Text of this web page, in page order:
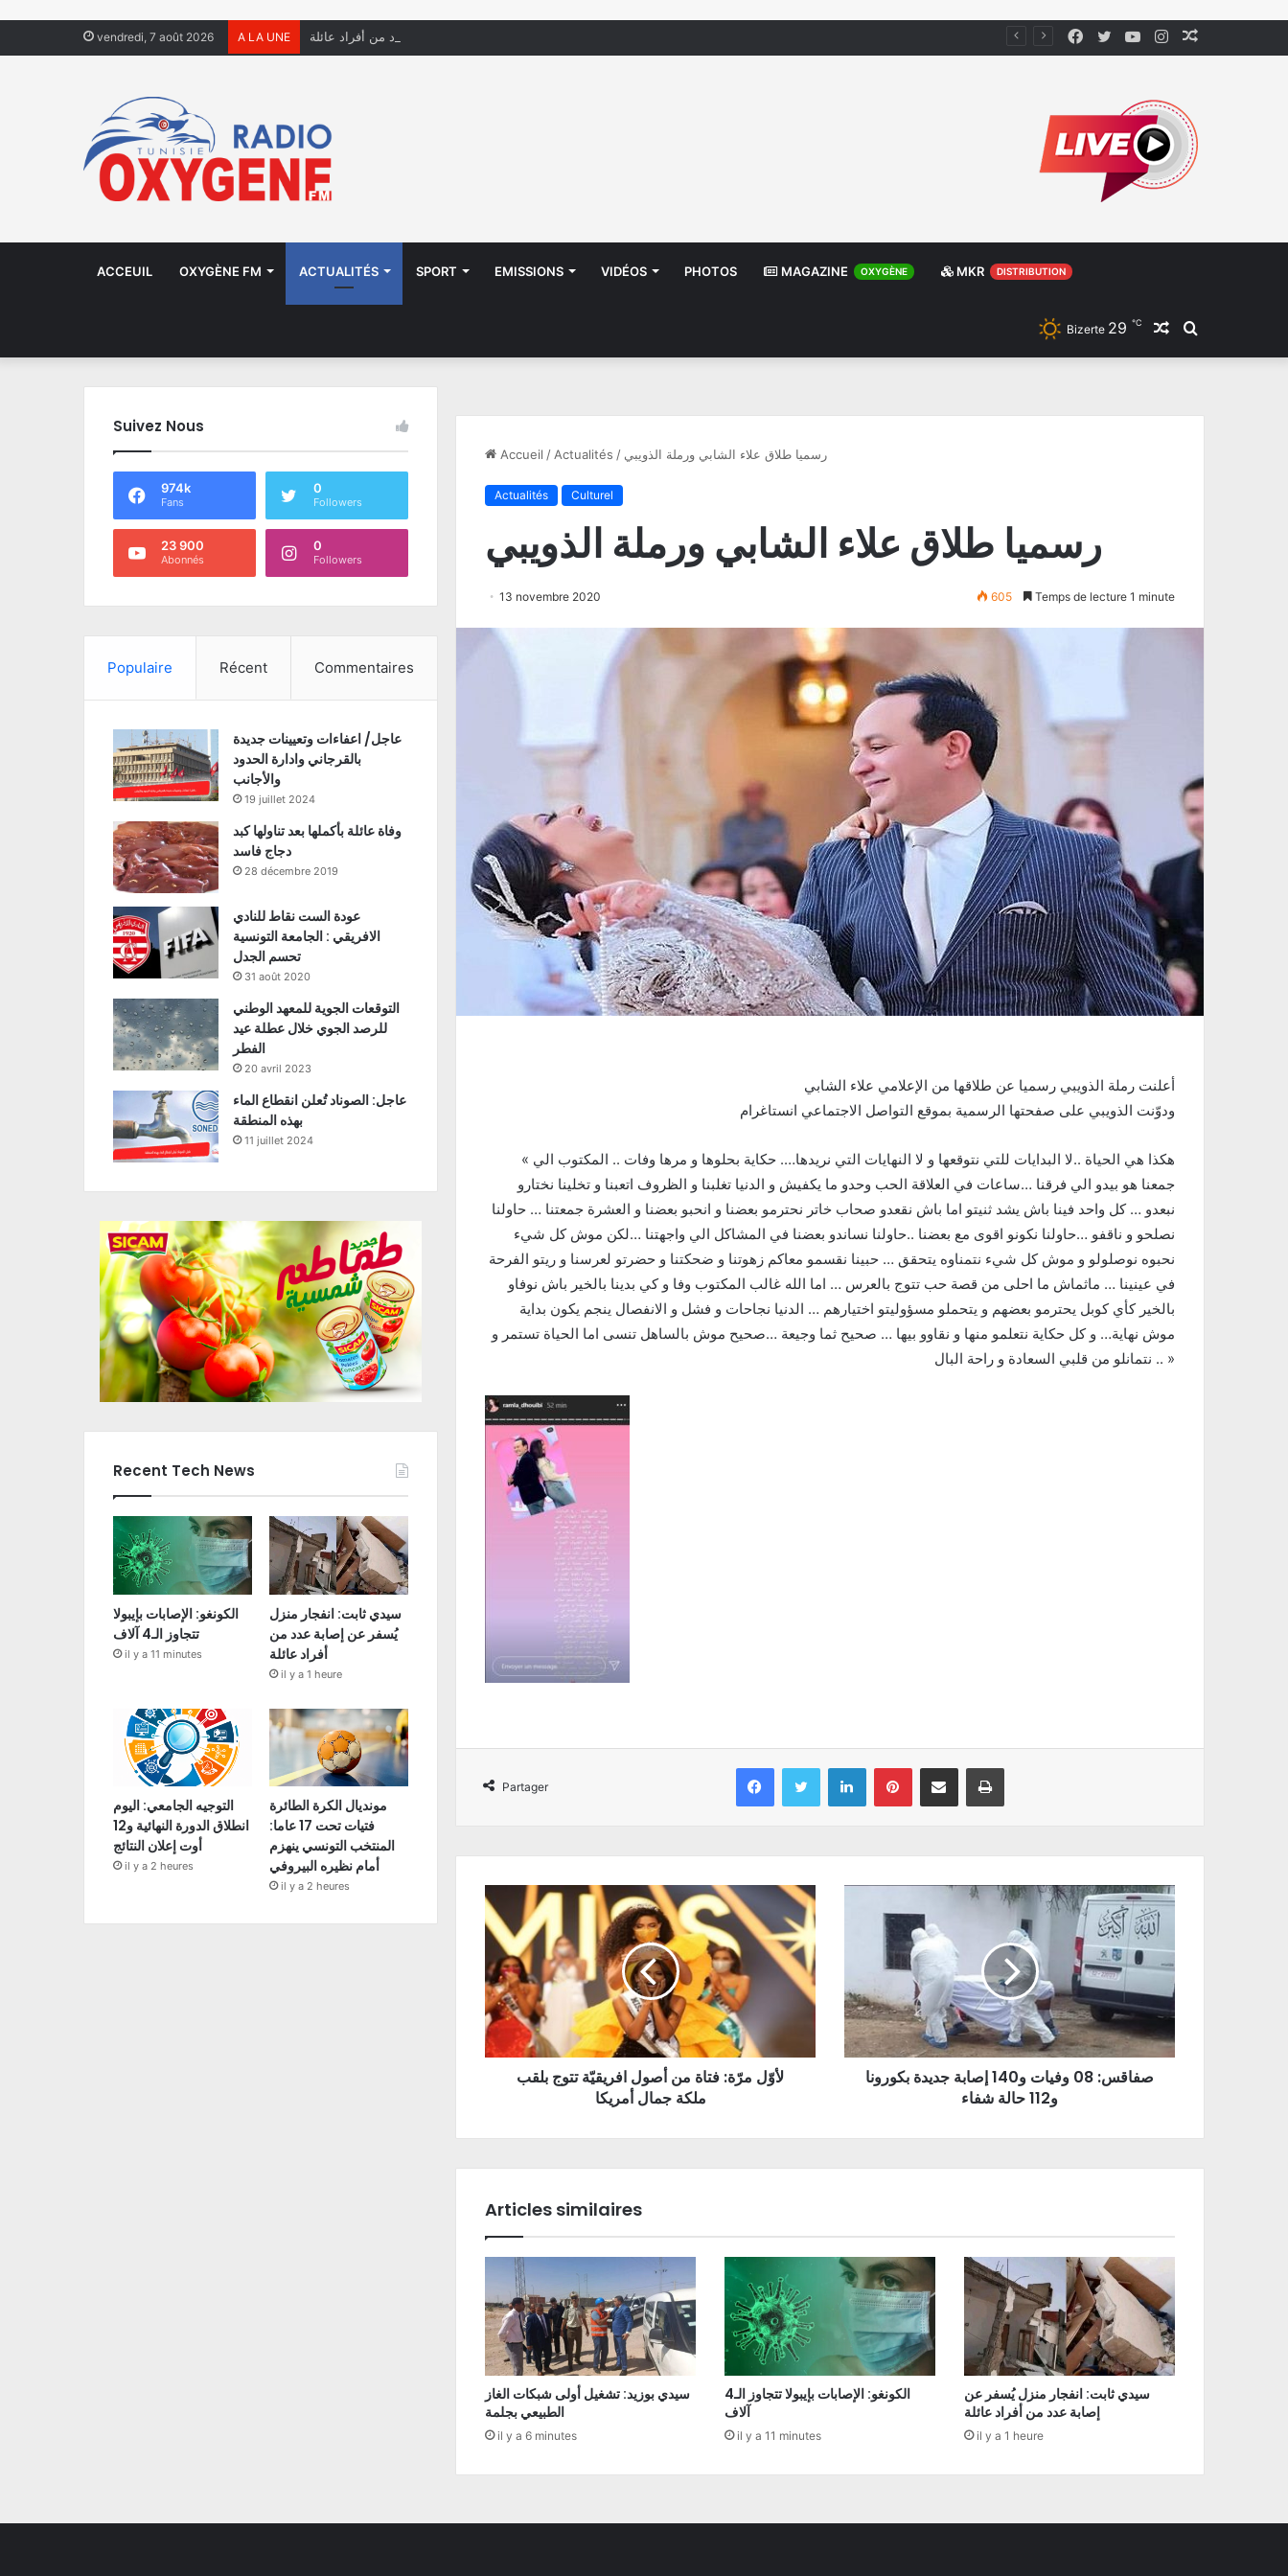
vendredi, 7 août 2026 A LA UNE سيدي ثابت: انفجار منزل يُسفر عن إصابة عدد من أفراد عائلة Instagram
YouTube
Twitter
Facebook
ACCEUIL OXYGÈNE FM ACTUALITÉS SPORT EMISSIONS VIDÉOS PHOTOS MAGAZINE OXYGÈNE MKR DISTRIBUTION
Rechercher
Article
Bizerte 29 ℃
Accueil / Actualités / رسميا طلاق علاء الشابي ورملة الذويبي
Actualités Culturel
رسميا طلاق علاء الشابي ورملة الذويبي
13 novembre 2020 605 Temps de lecture 1 minute
أعلنت رملة الذويبي رسميا عن طلاقها من الإعلامي علاء الشابي
ودوّنت الذويبي على صفحتها الرسمية بموقع التواصل الاجتماعي انستاغرام
« هكذا هي الحياة ..لا البدايات للتي نتوقعها و لا النهايات التي نريدها…. حكاية بحلوها و مرها وفات .. المكتوب الي
جمعنا هو بيدو الي فرقنا …ساعات في العلاقة الحب وحدو ما يكفيش و الدنيا تغلبنا و الظروف اتعبنا و تخلينا نختارو
نبعدو … كل واحد فينا باش يشد ثنيتو اما باش نقعدو صحاب خاتر نحترمو بعضنا و انحبو بعضنا و العشرة جمعتنا … حاولنا
نصلحو و ناقفو …حاولنا نكونو اقوى مع بعضنا ..حاولنا نساندو بعضنا في المشاكل الي واجهتنا …لكن موش كل شيء
نحبوه نوصلولو و موش كل شيء نتمناوه يتحقق … حبينا نقسمو معاكم زهوتنا و ضحكتنا و حضرتو لعرسنا و ريتو الفرحة
في عينينا … ماثماش ما احلى من قصة حب تتوج بالعرس … اما الله غالب المكتوب وفا و كي بدينا بالخير باش نوفاو
بالخير كأي كوبل يحترمو بعضهم و يتحملو مسؤوليتو اختيارهم … الدنيا نجاحات و فشل و الانفصال ينجم يكون بداية
موش نهاية… و كل حكاية نتعلمو منها و نقاوو بيها … صحيح ثما وجيعة …صحيح موش بالساهل تنسى اما الحياة تستمر و
نتمانلو من قلبي السعادة و راحة البال .. »
Partager
Facebook Twitter Linkedin Pinterest Partager par email Imprimer
لأوّل مرّة: فتاة من أصول افريقيّة تتوج بلقب
ملكة جمال أمريكا
صفاقس: 08 وفيات و140 إصابة جديدة بكورونا
و112 حالة شفاء
Articles similaires
سيدي بوزيد: تشغيل أولى شبكات الغاز
الطبيعي بجلمة
il y a 6 minutes
الكونغو: الإصابات بإيبولا تتجاوز الـ4
آلاف
il y a 11 minutes
سيدي ثابت: انفجار منزل يُسفر عن
إصابة عدد من أفراد عائلة
il y a 1 heure
Suivez Nous
974k
Fans
0
Followers
23 900
Abonnés
0
Followers
Populaire Récent Commentaires
عاجل/ اعفاءات وتعيينات جديدة
بالقرجاني وادارة الحدود
والأجانب
19 juillet 2024
وفاة عائلة بأكملها بعد تناولها كبد
دجاج فاسد
28 décembre 2019
عودة الست نقاط للنادي
الافريقي : الجامعة التونسية
تحسم الجدل
31 août 2020
التوقعات الجوية للمعهد الوطني
للرصد الجوي خلال عطلة عيد
الفطر
20 avril 2023
عاجل: الصوناد تُعلن انقطاع الماء
بهذه المنطقة
11 juillet 2024
Recent Tech News
الكونغو: الإصابات بإيبولا
تتجاوز الـ4 آلاف
il y a 11 minutes
سيدي ثابت: انفجار منزل
يُسفر عن إصابة عدد من
أفراد عائلة
il y a 1 heure
التوجيه الجامعي: اليوم
انطلاق الدورة النهائية و12
أوت إعلان النتائج
il y a 2 heures
مونديال الكرة الطائرة
فتيات تحت 17 عاما:
المنتخب التونسي ينهزم
أمام نظيره البيروفي
il y a 2 heures